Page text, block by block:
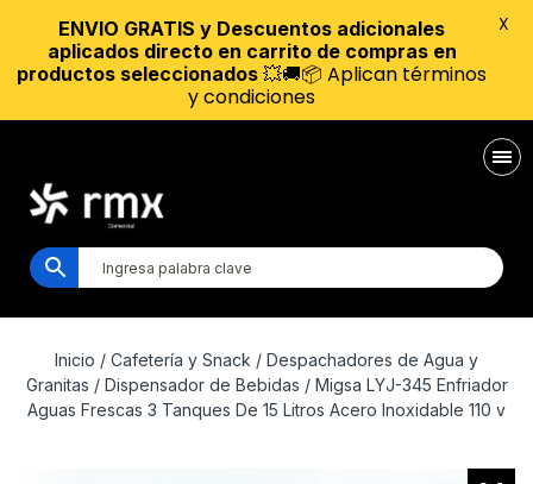
Inicio / Cafetería y Snack / Despachadores de Agua y
Granitas / Dispensador de Bebidas / Migsa LYJ-345 Enfriador
Aguas Frescas 3 Tanques De 15 Litros Acero Inoxidable 110 v
ENVIO GRATIS y Descuentos adicionales
aplicados directo en carrito de compras en
productos seleccionados 💥🚚📦 Aplican términos
y condiciones
X